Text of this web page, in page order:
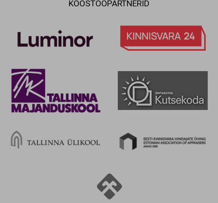
KOOSTÖÖPARTNERID